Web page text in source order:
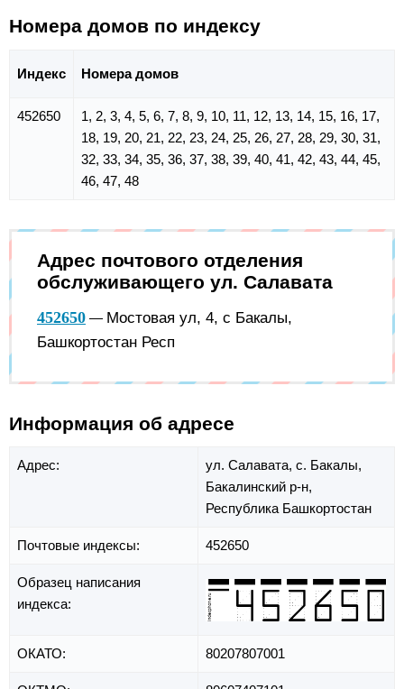
Номера домов по индексу
Индекс Номера домов
452650
1, 2, 3, 4, 5, 6, 7, 8, 9, 10, 11, 12, 13, 14, 15, 16, 17,
18, 19, 20, 21, 22, 23, 24, 25, 26, 27, 28, 29, 30, 31,
32, 33, 34, 35, 36, 37, 38, 39, 40, 41, 42, 43, 44, 45,
46, 47, 48
Адрес почтового отделения
обслуживающего ул. Салавата
452650 — Мостовая ул, 4, с Бакалы,
Башкортостан Респ
Информация об адресе
Адрес: ул. Салавата, с. Бакалы,
Бакалинский р-н,
Республика Башкортостан
Почтовые индексы: 452650
Образец написания
индекса:
ОКАТО: 80207807001